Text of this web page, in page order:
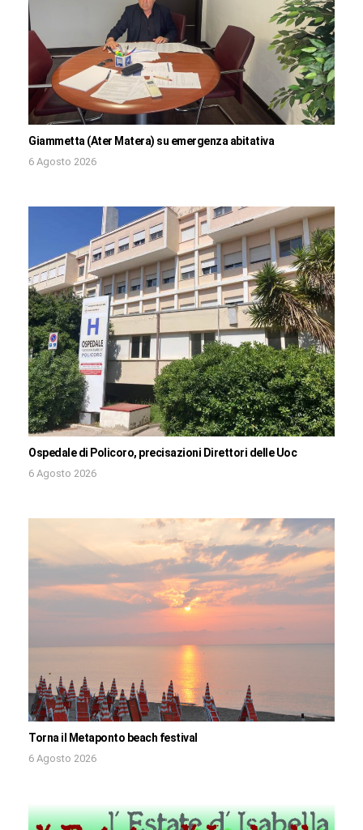
Giammetta (Ater Matera) su emergenza abitativa
6 Agosto 2026
Ospedale di Policoro, precisazioni Direttori delle Uoc
6 Agosto 2026
Torna il Metaponto beach festival
6 Agosto 2026